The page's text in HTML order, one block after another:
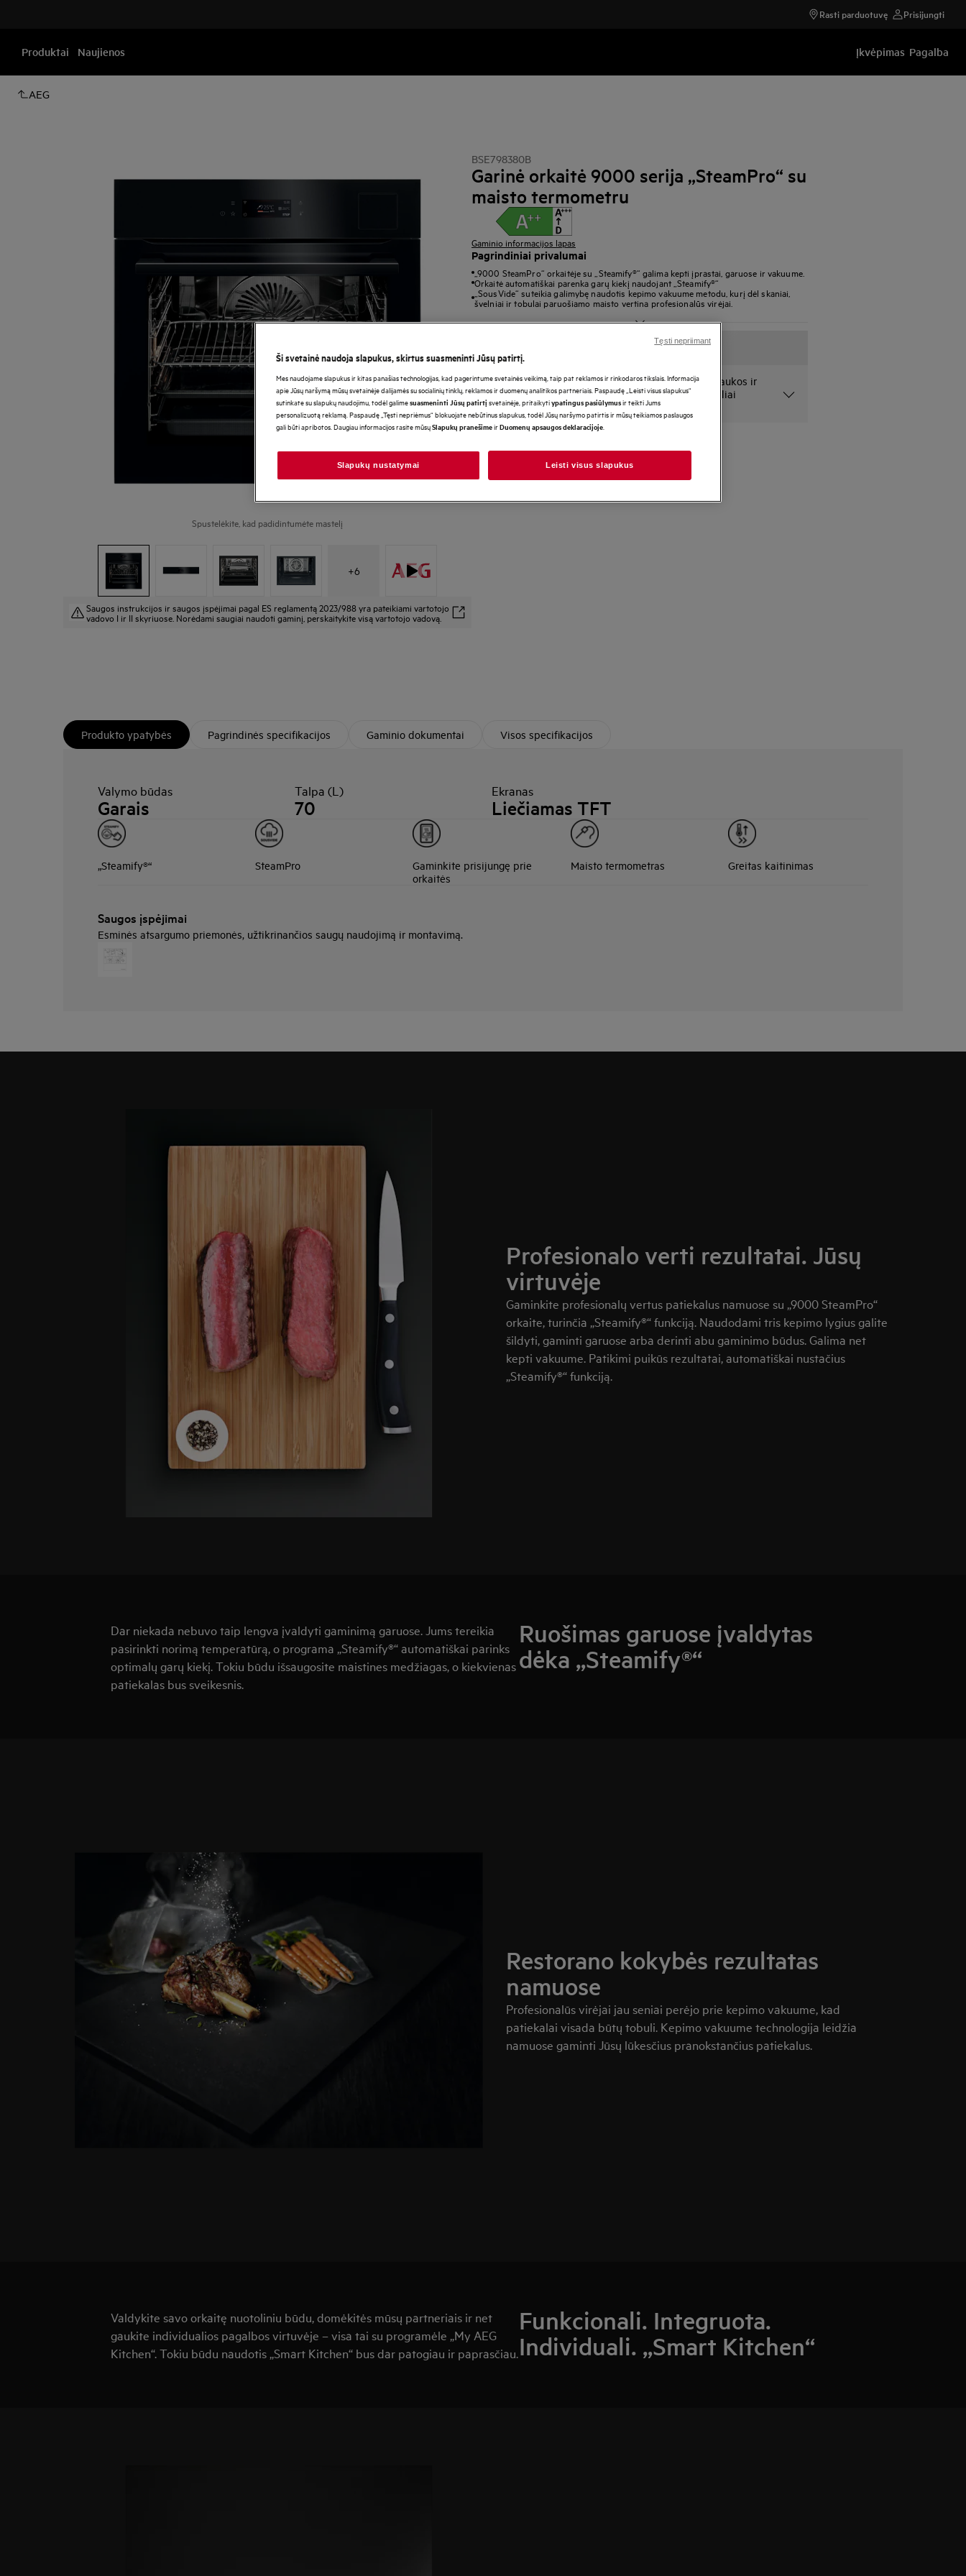
Rasti parduotuvę Prisijungti
Produktai Naujienos Įkvėpimas Pagalba
AEG
Spustelėkite, kad padidintumėte mastelį
+6
Saugos instrukcijos ir saugos įspėjimai pagal ES reglamentą 2023/988 yra pateikiami vartotojo
vadovo I ir II skyriuose. Norėdami saugiai naudoti gaminį, perskaitykite visą vartotojo vadovą.
BSE798380B
Garinė orkaitė 9000 serija „SteamPro“ su
maisto termometru
Gaminio informacijos lapas
Pagrindiniai privalumai
„9000 SteamPro“ orkaitėje su „Steamify®“ galima kepti įprastai, garuose ir vakuume.
Orkaitė automatiškai parenka garų kiekį naudojant „Steamify®“
„SousVide“ suteikia galimybę naudotis kepimo vakuume metodu, kurį dėl skaniai,
švelniai ir tobulai paruošiamo maisto vertina profesionalūs virėjai.
*Produkto puslapio galerijoje pateiktos nuotraukos ir
vaizdo įrašai yra tik iliustraciniai ir gali netiksliai
atvaizduoti šį modelį.
Produkto ypatybės Pagrindinės specifikacijos Gaminio dokumentai Visos specifikacijos
Valymo būdas
Garais
Talpa (L)
70
Ekranas
Liečiamas TFT
„Steamify®“ SteamPro
Gaminkite prisijungę prie
orkaitės
Maisto termometras Greitas kaitinimas
Saugos įspėjimai
Esminės atsargumo priemonės, užtikrinančios saugų naudojimą ir montavimą.
Profesionalo verti rezultatai. Jūsų
virtuvėje
Gaminkite profesionalų vertus patiekalus namuose su „9000 SteamPro“
orkaite, turinčia „Steamify®“ funkciją. Naudodami tris kepimo lygius galite
šildyti, gaminti garuose arba derinti abu gaminimo būdus. Galima net
kepti vakuume. Patikimi puikūs rezultatai, automatiškai nustačius
„Steamify®“ funkciją.
Ruošimas garuose įvaldytas
dėka „Steamify®“
Dar niekada nebuvo taip lengva įvaldyti gaminimą garuose. Jums tereikia
pasirinkti norimą temperatūrą, o programa „Steamify®“ automatiškai parinks
optimalų garų kiekį. Tokiu būdu išsaugosite maistines medžiagas, o kiekvienas
patiekalas bus sveikesnis.
Restorano kokybės rezultatas
namuose
Profesionalūs virėjai jau seniai perėjo prie kepimo vakuume, kad
patiekalai visada būtų tobuli. Kepimo vakuume technologija leidžia
namuose gaminti Jūsų lūkesčius pranokstančius patiekalus.
Funkcionali. Integruota.
Individuali. „Smart Kitchen“
Valdykite savo orkaitę nuotoliniu būdu, domėkitės mūsų partneriais ir net
gaukite individualios pagalbos virtuvėje – visa tai su programėle „My AEG
Kitchen“. Tokiu būdu naudotis „Smart Kitchen“ bus dar patogiau ir paprasčiau.
Ši svetainė naudoja slapukus, skirtus suasmeninti Jūsų patirtį.
Mes naudojame slapukus ir kitas panašias technologijas, kad pagerintume svetainės veikimą, taip pat reklamos ir rinkodaros tikslais. Informacija
apie Jūsų naršymą mūsų svetainėje dalijamės su socialinių tinklų, reklamos ir duomenų analitikos partneriais. Paspaudę „Leisti visus slapukus“
sutinkate su slapukų naudojimu, todėl galimesuasmeninti Jūsų patirtį svetainėje, pritaikytiypatingus pasiūlymusir teikti Jums
personalizuotą reklamą. Paspaudę „Tęsti nepriėmus“ blokuojate nebūtinus slapukus, todėl Jūsų naršymo patirtis ir mūsų teikiamos paslaugos
gali būti apribotos. Daugiau informacijos rasite mūsųSlapukų pranešimeirDuomenų apsaugos deklaracijoje
Slapukų nustatymai Leisti visus slapukus
Tęsti nepriimant